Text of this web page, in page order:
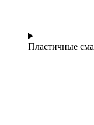
Пластичные